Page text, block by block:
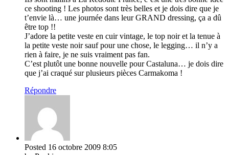
ce shooting ! Les photos sont très belles et je dois dire que je
t’envie là… une journée dans leur GRAND dressing, ça a dû
être top !!
J’adore la petite veste en cuir vintage, le top noir et la tenue à
la petite veste noir sauf pour une chose, le legging… il n’y a
rien à faire, je ne suis vraiment pas fan.
C’est plutôt une bonne nouvelle pour Castaluna… je dois dire
que j’ai craqué sur plusieurs pièces Carmakoma !
Répondre
Posted 16 octobre 2009 8:05